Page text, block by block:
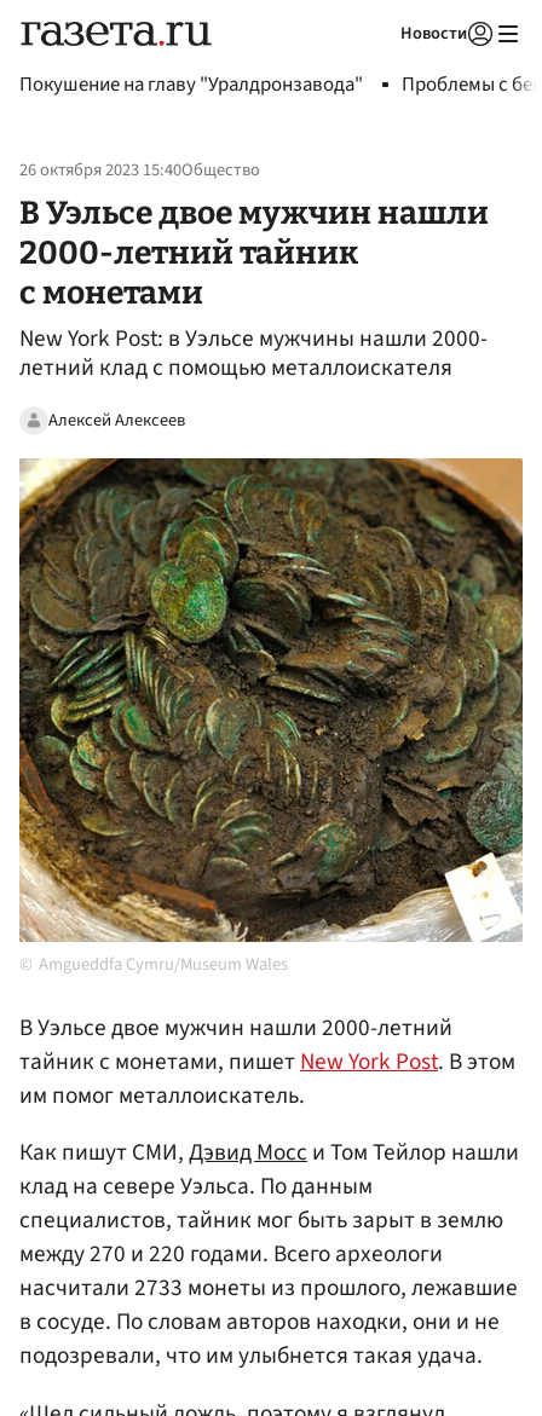
Новости
Покушение на главу "Уралдронзавода" Проблемы с
26 октября 2023 15:40Общество
В Уэльсе двое мужчин нашли
2000-летний тайник
с монетами
New York Post: в Уэльсе мужчины нашли 2000-
летний клад с помощью металлоискателя
Алексей Алексеев
Amgueddfa Cymru/Museum Wales
В Уэльсе двое мужчин нашли 2000-летний
тайник с монетами, пишетNew York Post. В этом
им помог металлоискатель.
Как пишут СМИ,Дэвид Мосси Том Тейлор нашли
клад на севере Уэльса. По данным
специалистов, тайник мог быть зарыт в землю
между 270 и 220 годами. Всего археологи
насчитали 2733 монеты из прошлого, лежавшие
в сосуде. По словам авторов находки, они и не
подозревали, что им улыбнется такая удача.